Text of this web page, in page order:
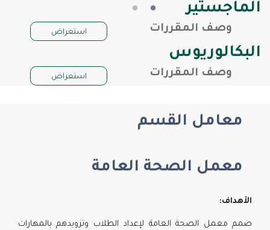
الماجستير
وصف المقررات استعراض
البكالوريوس
وصف المقررات استعراض
معامل القسم
معمل الصحة العامة
الأهداف:
صمم معمل الصحة العامة لإعداد الطلاب وتزويدهم بالمهارات